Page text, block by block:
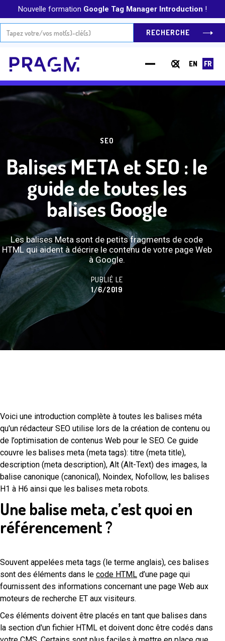
Nouvelle formation Google Tag Manager Introduction !
EN FR
Hit Enter to Search or X to close
SEO
Balises META et SEO : le
guide de toutes les
balises Google
Les balises Meta sont de petits fragments de code
HTML qui aident à décrire le contenu de votre page Web
à Google.
PUBLIÉ LE
1/6/2019
Voici une introduction complète à toutes les balises méta
qu'un rédacteur SEO utilise lors de la création de contenu ou
de l’optimisation de contenus Web pour le SEO. Ce guide
couvre les balises meta (meta tags): titre (meta title),
description (meta description), Alt (Alt-Text) des images, la
balise canonique (canonical), Noindex, Nofollow, les balises
H1 à H6 ainsi que les balises meta robots.
Une balise meta, c’est quoi en
référencement ?
Souvent appelées meta tags (le terme anglais), ces balises
sont des éléments dans le code HTML d’une page qui
fournissent des informations concernant une page Web aux
moteurs de recherche ET aux visiteurs.
Ces éléments doivent être placés en tant que balises dans
la section d'un fichier HTML et doivent donc être codés dans